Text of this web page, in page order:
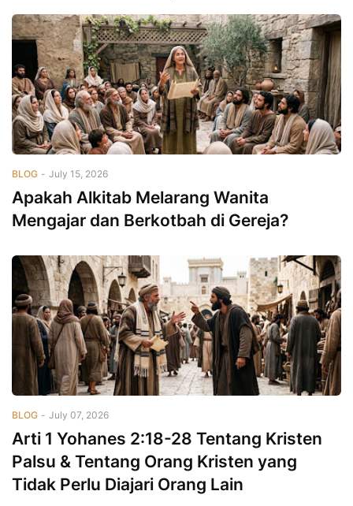
BLOG - July 15, 2026
Apakah Alkitab Melarang Wanita
Mengajar dan Berkotbah di Gereja?
BLOG - July 07, 2026
Arti 1 Yohanes 2:18-28 Tentang Kristen
Palsu & Tentang Orang Kristen yang
Tidak Perlu Diajari Orang Lain